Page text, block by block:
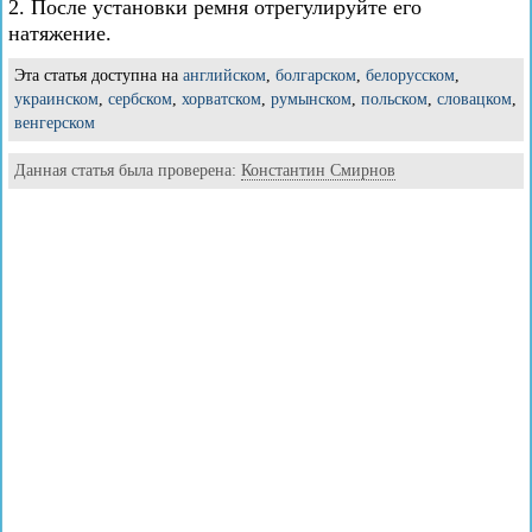
2. После установки ремня отрегулируйте его
натяжение.
Эта статья доступна на английском, болгарском, белорусском,
украинском, сербском, хорватском, румынском, польском, словацком,
венгерском
Данная статья была проверена: Константин Смирнов